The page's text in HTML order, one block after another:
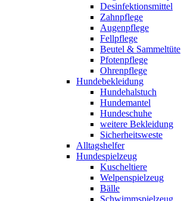
Desinfektionsmittel
Zahnpflege
Augenpflege
Fellpflege
Beutel & Sammeltüte
Pfotenpflege
Ohrenpflege
Hundebekleidung
Hundehalstuch
Hundemantel
Hundeschuhe
weitere Bekleidung
Sicherheitsweste
Alltagshelfer
Hundespielzeug
Kuscheltiere
Welpenspielzeug
Bälle
Schwimmspielzeug